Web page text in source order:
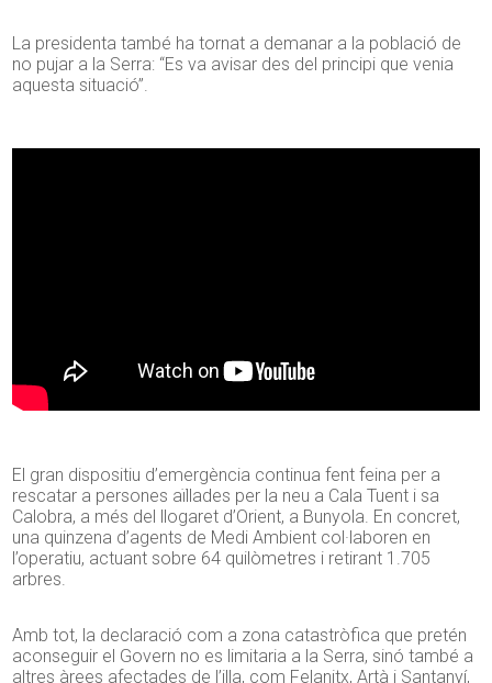
La presidenta també ha tornat a demanar a la població de
no pujar a la Serra: “Es va avisar des del principi que venia
aquesta situació”.
El gran dispositiu d’emergència continua fent feina per a
rescatar a persones aïllades per la neu a Cala Tuent i sa
Calobra, a més del llogaret d’Orient, a Bunyola. En concret,
una quinzena d’agents de Medi Ambient col·laboren en
l’operatiu, actuant sobre 64 quilòmetres i retirant 1.705
arbres.
Amb tot, la declaració com a zona catastròfica que pretén
aconseguir el Govern no es limitaria a la Serra, sinó també a
altres àrees afectades de l’illa, com Felanitx, Artà i Santanyí,